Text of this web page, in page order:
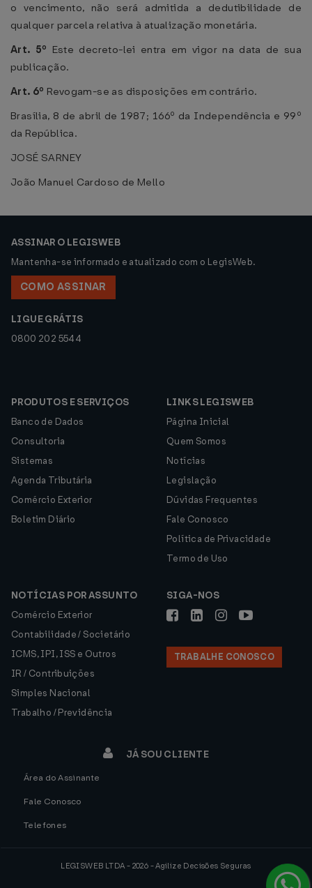
o vencimento, não será admitida a dedutibilidade de
qualquer parcela relativa à atualização monetária.
Art. 5º Este decreto-lei entra em vigor na data de sua
publicação.
Art. 6º Revogam-se as disposições em contrário.
Brasília, 8 de abril de 1987; 166º da Independência e 99º
da República.
JOSÉ SARNEY
João Manuel Cardoso de Mello
ASSINAR O LEGISWEB
Mantenha-se informado e atualizado com o LegisWeb.
COMO ASSINAR
LIGUE GRÁTIS
0800 202 5544
PRODUTOS E SERVIÇOS
Banco de Dados
Consultoria
Sistemas
Agenda Tributária
Comércio Exterior
Boletim Diário
LINKS LEGISWEB
Página Inicial
Quem Somos
Notícias
Legislação
Dúvidas Frequentes
Fale Conosco
Política de Privacidade
Termo de Uso
NOTÍCIAS POR ASSUNTO
Comércio Exterior
Contabilidade / Societário
ICMS, IPI, ISS e Outros
IR / Contribuições
Simples Nacional
Trabalho / Previdência
SIGA-NOS
TRABALHE CONOSCO
JÁ SOU CLIENTE
Área do Assinante
Fale Conosco
Telefones
LEGISWEB LTDA - 2026 - Agilize Decisões Seguras